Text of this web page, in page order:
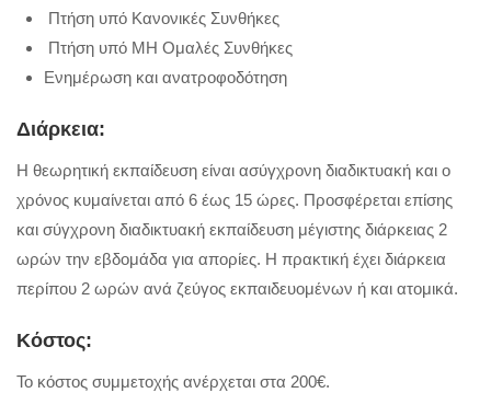
Πτήση υπό Κανονικές Συνθήκες
Πτήση υπό ΜΗ Ομαλές Συνθήκες
Ενημέρωση και ανατροφοδότηση
Διάρκεια:
Η θεωρητική εκπαίδευση είναι ασύγχρονη διαδικτυακή και ο
χρόνος κυμαίνεται από 6 έως 15 ώρες. Προσφέρεται επίσης
και σύγχρονη διαδικτυακή εκπαίδευση μέγιστης διάρκειας 2
ωρών την εβδομάδα για απορίες. Η πρακτική έχει διάρκεια
περίπου 2 ωρών ανά ζεύγος εκπαιδευομένων ή και ατομικά.
Κόστος:
Το κόστος συμμετοχής ανέρχεται στα 200€.